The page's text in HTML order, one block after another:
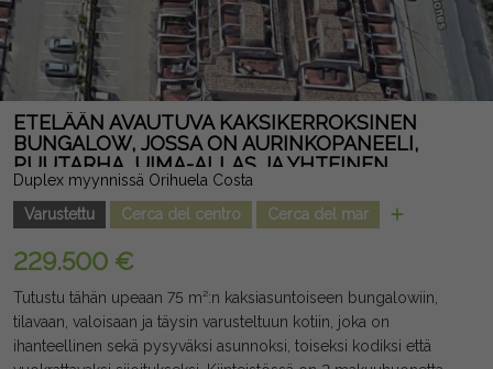
ETELÄÄN AVAUTUVA KAKSIKERROKSINEN
BUNGALOW, JOSSA ON AURINKOPANEELI,
PUUTARHA, UIMA-ALLAS JA YHTEINEN
PYSÄKÖINTITILA
Duplex myynnissä Orihuela Costa
Varustettu
Cerca del centro Cerca del mar
229.500 €
Tutustu tähän upeaan 75 m²:n kaksiasuntoiseen bungalowiin,
tilavaan, valoisaan ja täysin varusteltuun kotiin, joka on
ihanteellinen sekä pysyväksi asunnoksi, toiseksi kodiksi että